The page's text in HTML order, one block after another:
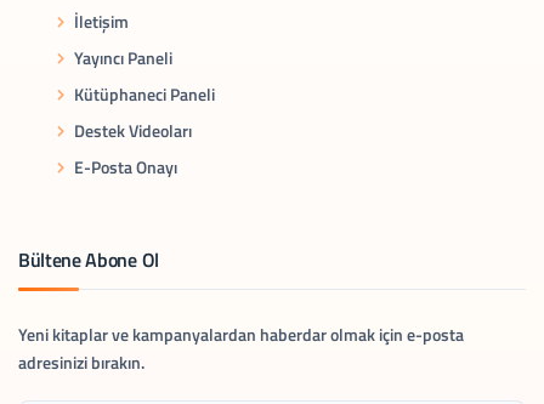
İletişim
Yayıncı Paneli
Kütüphaneci Paneli
Destek Videoları
E-Posta Onayı
Bültene Abone Ol
Yeni kitaplar ve kampanyalardan haberdar olmak için e-posta
adresinizi bırakın.